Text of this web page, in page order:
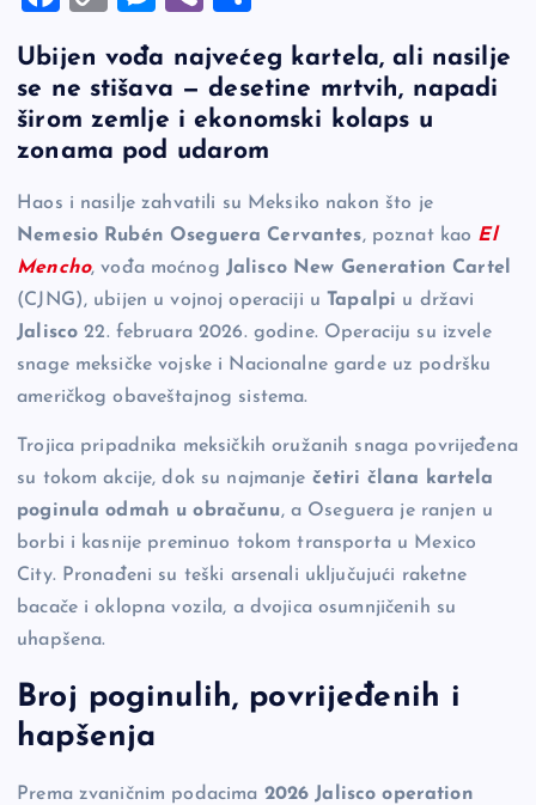
c
e
b
o
k
p
y
Li
n
k
se
n
g
er
er ar
e
Ubijen vođa najvećeg kartela, ali nasilje
se ne stišava — desetine mrtvih, napadi
širom zemlje i ekonomski kolaps u
zonama pod udarom
Haos i nasilje zahvatili su Meksiko nakon što je
Nemesio Rubén Oseguera Cervantes, poznat kao El
Mencho, vođa moćnog Jalisco New Generation Cartel
(CJNG), ubijen u vojnoj operaciji u Tapalpi u državi
Jalisco 22. februara 2026. godine. Operaciju su izvele
snage meksičke vojske i Nacionalne garde uz podršku
američkog obaveštajnog sistema.
Trojica pripadnika meksičkih oružanih snaga povrijeđena
su tokom akcije, dok su najmanje četiri člana kartela
poginula odmah u obračunu, a Oseguera je ranjen u
borbi i kasnije preminuo tokom transporta u Mexico
City. Pronađeni su teški arsenali uključujući raketne
bacače i oklopna vozila, a dvojica osumnjičenih su
uhapšena.
Broj poginulih, povrijeđenih i
hapšenja
Prema zvaničnim podacima 2026 Jalisco operation